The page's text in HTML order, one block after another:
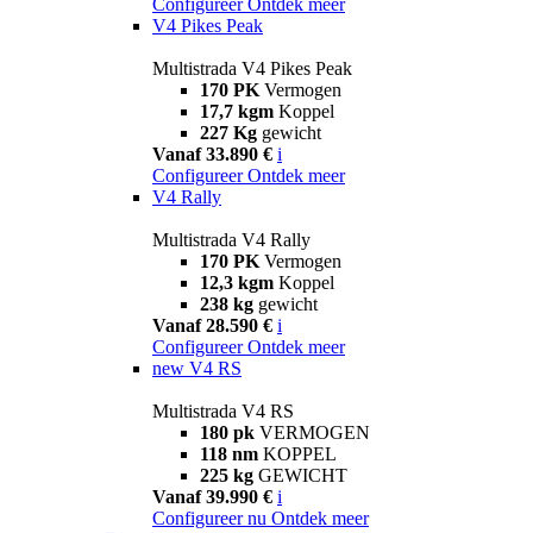
V4 Pikes Peak
Multistrada V4 Pikes Peak
170 PK Vermogen
17,7 kgm Koppel
227 Kg gewicht
Vanaf 33.890 € i
Configureer Ontdek meer
V4 Rally
Multistrada V4 Rally
170 PK Vermogen
12,3 kgm Koppel
238 kg gewicht
Vanaf 28.590 € i
Configureer Ontdek meer
new V4 RS
Multistrada V4 RS
180 pk VERMOGEN
118 nm KOPPEL
225 kg GEWICHT
Vanaf 39.990 € i
Configureer nu Ontdek meer